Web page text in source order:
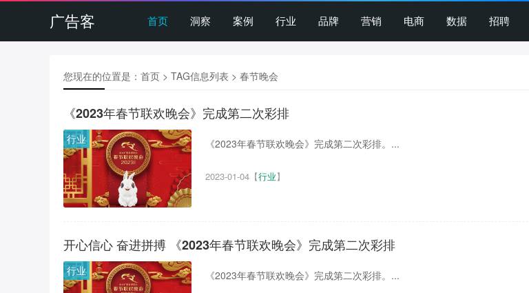
广告客 首页 洞察 案例 行业 品牌 营销 电商 数据 招聘
您现在的位置是： 首页 > TAG信息列表 > 春节晚会
《2023年春节联欢晚会》完成第二次彩排
行业 《2023年春节联欢晚会》完成第二次彩排。...
2023-01-04【行业】
开心信心 奋进拼搏 《2023年春节联欢晚会》完成第二次彩排
行业 《2023年春节联欢晚会》完成第二次彩排。...